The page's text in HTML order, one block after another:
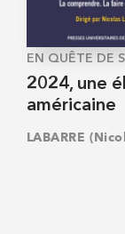
EN QUÊTE DE
2024, une
américaine
LABARRE